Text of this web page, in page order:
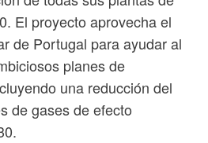
El proyecto aprovecha el
de Portugal para ayudar al
planes de
una reducción del
de gases de efecto